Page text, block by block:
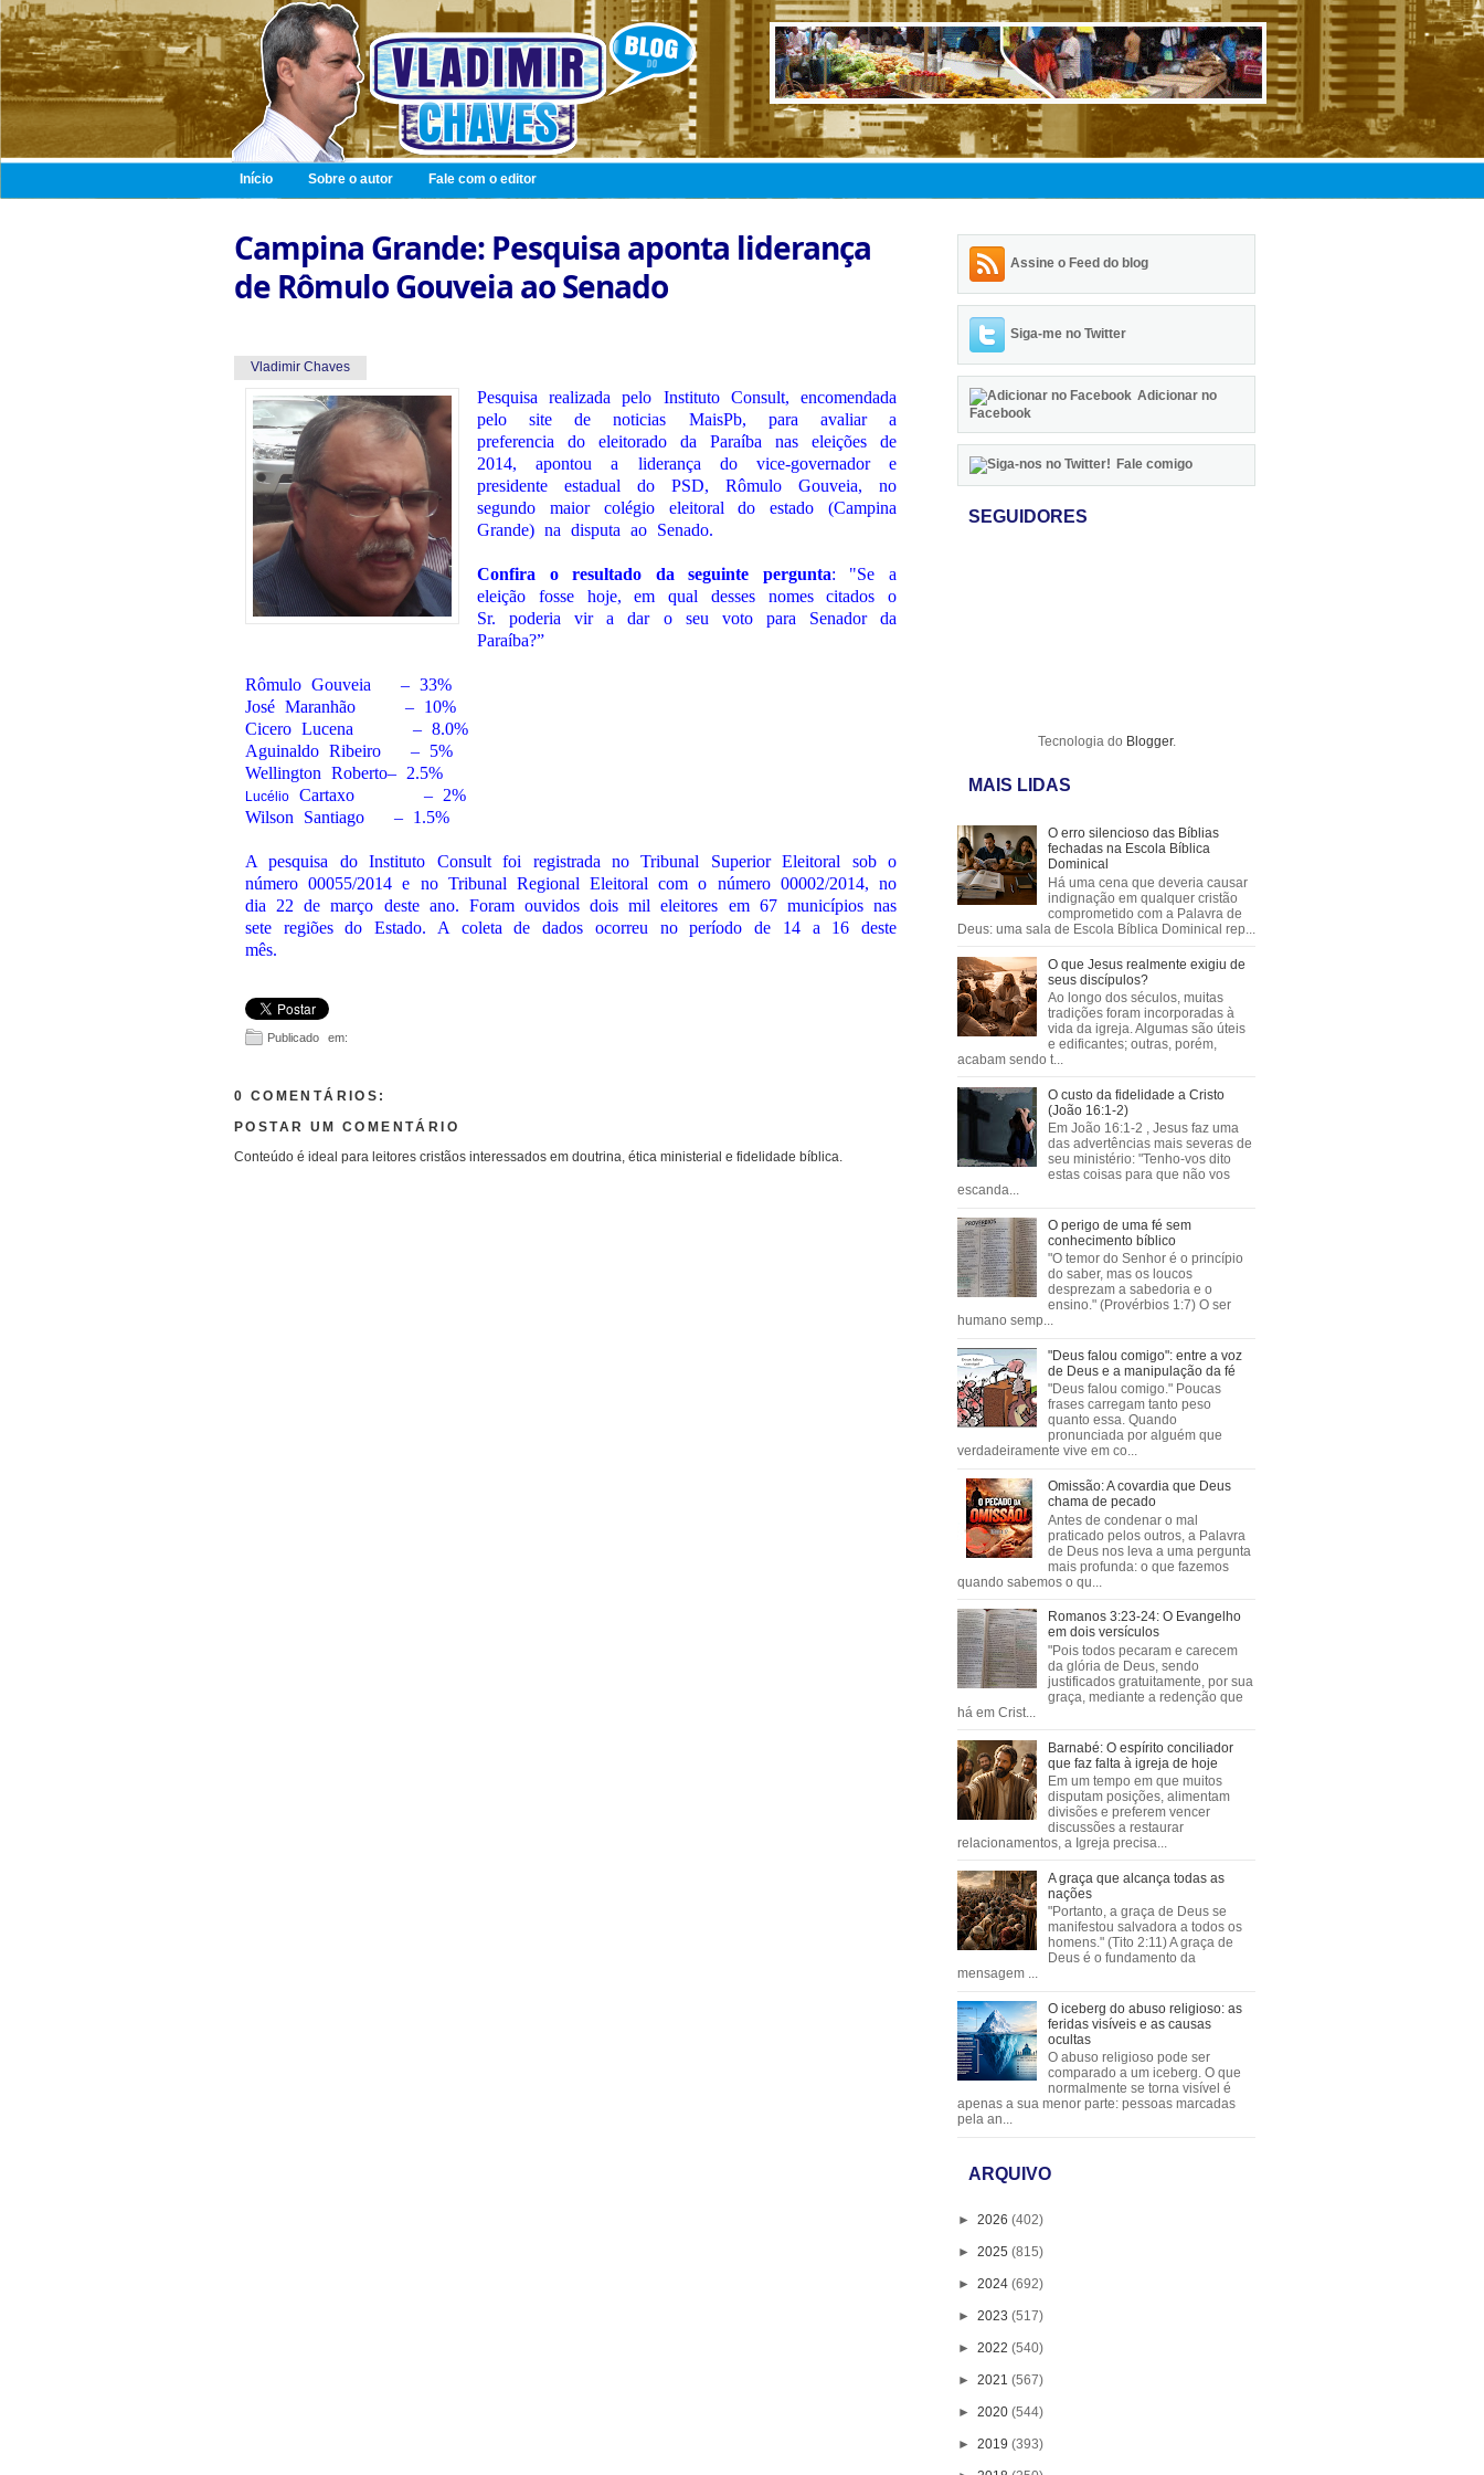
Início Sobre o autor Fale com o editor
Campina Grande: Pesquisa aponta liderança
de Rômulo Gouveia ao Senado
Vladimir Chaves
Pesquisa realizada pelo Instituto Consult, encomendada
pelo site de noticias MaisPb, para avaliar a
preferencia do eleitorado da Paraíba nas eleições de
2014, apontou a liderança do vice-governador e
presidente estadual do PSD, Rômulo Gouveia, no
segundo maior colégio eleitoral do estado (Campina
Grande) na disputa ao Senado.
Confira o resultado da seguinte pergunta: "Se a
eleição fosse hoje, em qual desses nomes citados o
Sr. poderia vir a dar o seu voto para Senador da
Paraíba?”
Rômulo Gouveia – 33%
José Maranhão – 10%
Cicero Lucena – 8.0%
Aguinaldo Ribeiro – 5%
Wellington Roberto– 2.5%
Lucélio
Cartaxo – 2%
Wilson Santiago – 1.5%
A pesquisa do Instituto Consult foi registrada no Tribunal Superior Eleitoral sob o
número 00055/2014 e no Tribunal Regional Eleitoral com o número 00002/2014, no
dia 22 de março deste ano. Foram ouvidos dois mil eleitores em 67 municípios nas
sete regiões do Estado. A coleta de dados ocorreu no período de 14 a 16 deste
mês.
Publicado em:
0 COMENTÁRIOS:
POSTAR UM COMENTÁRIO
Conteúdo é ideal para leitores cristãos interessados em doutrina, ética ministerial e fidelidade bíblica.
Assine o Feed do blog
Siga-me no Twitter
Adicionar no
Facebook
Fale comigo
SEGUIDORES
Tecnologia do Blogger.
MAIS LIDAS
O erro silencioso das Bíblias
fechadas na Escola Bíblica
Dominical
Há uma cena que deveria causar
indignação em qualquer cristão
comprometido com a Palavra de
Deus: uma sala de Escola Bíblica Dominical rep...
O que Jesus realmente exigiu de
seus discípulos?
Ao longo dos séculos, muitas
tradições foram incorporadas à
vida da igreja. Algumas são úteis
e edificantes; outras, porém,
acabam sendo t...
O custo da fidelidade a Cristo
(João 16:1-2)
Em João 16:1-2 , Jesus faz uma
das advertências mais severas de
seu ministério: "Tenho-vos dito
estas coisas para que não vos
escanda...
O perigo de uma fé sem
conhecimento bíblico
"O temor do Senhor é o princípio
do saber, mas os loucos
desprezam a sabedoria e o
ensino." (Provérbios 1:7) O ser
humano semp...
"Deus falou comigo": entre a voz
de Deus e a manipulação da fé
"Deus falou comigo." Poucas
frases carregam tanto peso
quanto essa. Quando
pronunciada por alguém que
verdadeiramente vive em co...
Omissão: A covardia que Deus
chama de pecado
Antes de condenar o mal
praticado pelos outros, a Palavra
de Deus nos leva a uma pergunta
mais profunda: o que fazemos
quando sabemos o qu...
Romanos 3:23-24: O Evangelho
em dois versículos
"Pois todos pecaram e carecem
da glória de Deus, sendo
justificados gratuitamente, por sua
graça, mediante a redenção que
há em Crist...
Barnabé: O espírito conciliador
que faz falta à igreja de hoje
Em um tempo em que muitos
disputam posições, alimentam
divisões e preferem vencer
discussões a restaurar
relacionamentos, a Igreja precisa...
A graça que alcança todas as
nações
"Portanto, a graça de Deus se
manifestou salvadora a todos os
homens." (Tito 2:11) A graça de
Deus é o fundamento da
mensagem ...
O iceberg do abuso religioso: as
feridas visíveis e as causas
ocultas
O abuso religioso pode ser
comparado a um iceberg. O que
normalmente se torna visível é
apenas a sua menor parte: pessoas marcadas
pela an...
ARQUIVO
► 2026 (402)
► 2025 (815)
► 2024 (692)
► 2023 (517)
► 2022 (540)
► 2021 (567)
► 2020 (544)
► 2019 (393)